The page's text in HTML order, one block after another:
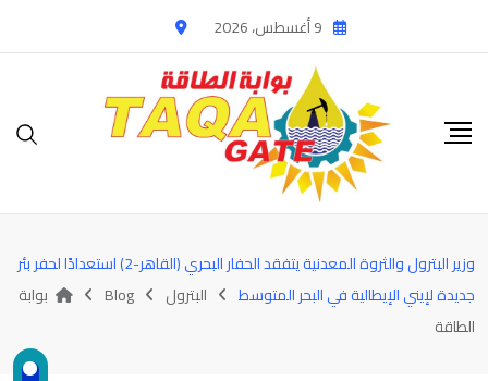
to
9 أغسطس، 2026
وزير البترول والثروة المعدنية يتفقد الحفار البحري (القاهر-2) استعدادًا لحفر بئر
جديدة لإيني الإيطالية في البحر المتوسط
البترول Blog
بوابة
الطاقة